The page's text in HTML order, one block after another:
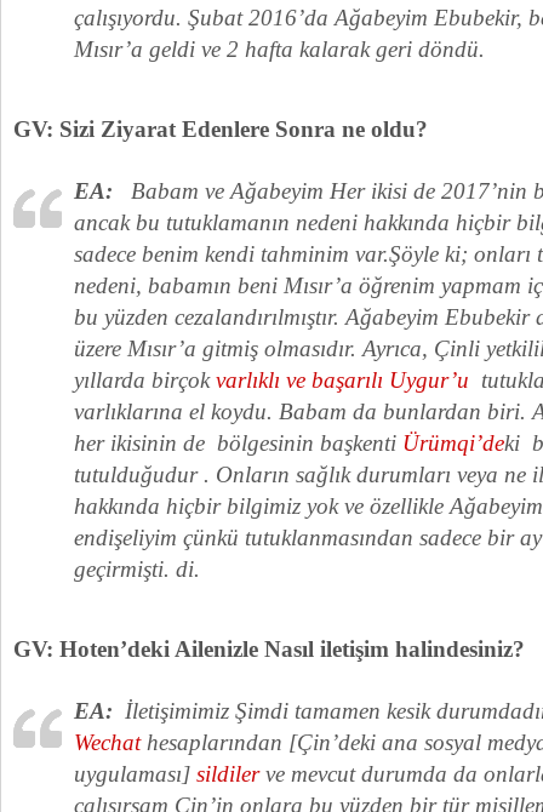
çalışıyordu. Şubat 2016’da Ağabeyim Ebubekir,
Mısır’a geldi ve 2 hafta kalarak geri döndü.
GV: Sizi Ziyarat Edenlere Sonra ne oldu?
EA:
Babam ve Ağabeyim Her ikisi de 2017’nin
ancak bu tutuklamanın nedeni hakkında hiçbir
sadece benim kendi tahminim var.Şöyle ki; onları
nedeni, babamın beni Mısır’a öğrenim yapmam
bu yüzden cezalandırılmıştır. Ağabeyim Ebubekir
üzere Mısır’a gitmiş olmasıdır. Ayrıca, Çinli
yıllarda birçokvarlıklı ve başarılı Uygur’u
varlıklarına el koydu. Babam da bunlardan biri.
her ikisinin de bölgesinin başkenti Ürümqi’deki
tutulduğudur . Onların sağlık durumları veya ne
hakkında hiçbir bilgimiz yok ve özellikle
endişeliyim çünkü tutuklanmasından sadece bir
geçirmişti. di.
GV: Hoten’deki Ailenizle Nasıl iletişim halindesiniz?
EA: İletişimimiz Şimdi tamamen kesik
Wechathesaplarından [Çin’deki ana sosyal
uygulaması] sildilerve mevcut durumda da
çalışırsam Çin’in onlara bu yüzden bir tür